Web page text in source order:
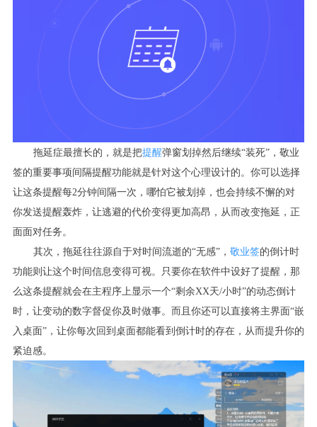
拖延症最擅长的，就是把提醒弹窗划掉然后继续“装死”，敬业
签的重要事项间隔提醒功能就是针对这个心理设计的。你可以选择
让这条提醒每2分钟间隔一次，哪怕它被划掉，也会持续不懈的对
你发送提醒轰炸，让逃避的代价变得更加高昂，从而改变拖延，正
面面对任务。
其次，拖延往往源自于对时间流逝的“无感”， 敬业签的倒计时
功能则让这个时间信息变得可视。只要你在软件中设好了提醒，那
么这条提醒就会在主程序上显示一个“剩余XX天/小时”的动态倒计
时，让变动的数字督促你及时做事。而且你还可以直接将主界面“嵌
入桌面”，让你每次回到桌面都能看到倒计时的存在，从而提升你的
紧迫感。